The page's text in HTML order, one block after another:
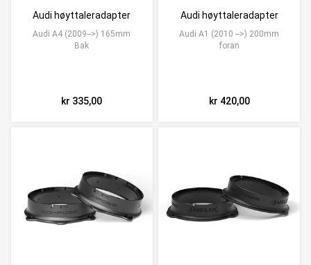
Audi høyttaleradapter
Audi A4 (2009-->) 165mm
Bak
kr 335,00
Audi høyttaleradapter
Audi A1 (2010 -->) 200mm
foran
kr 420,00